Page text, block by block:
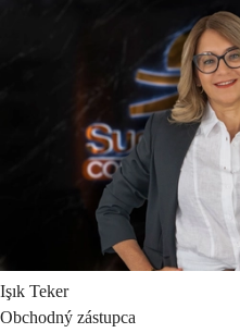
Işık Teker
Obchodný zástupca